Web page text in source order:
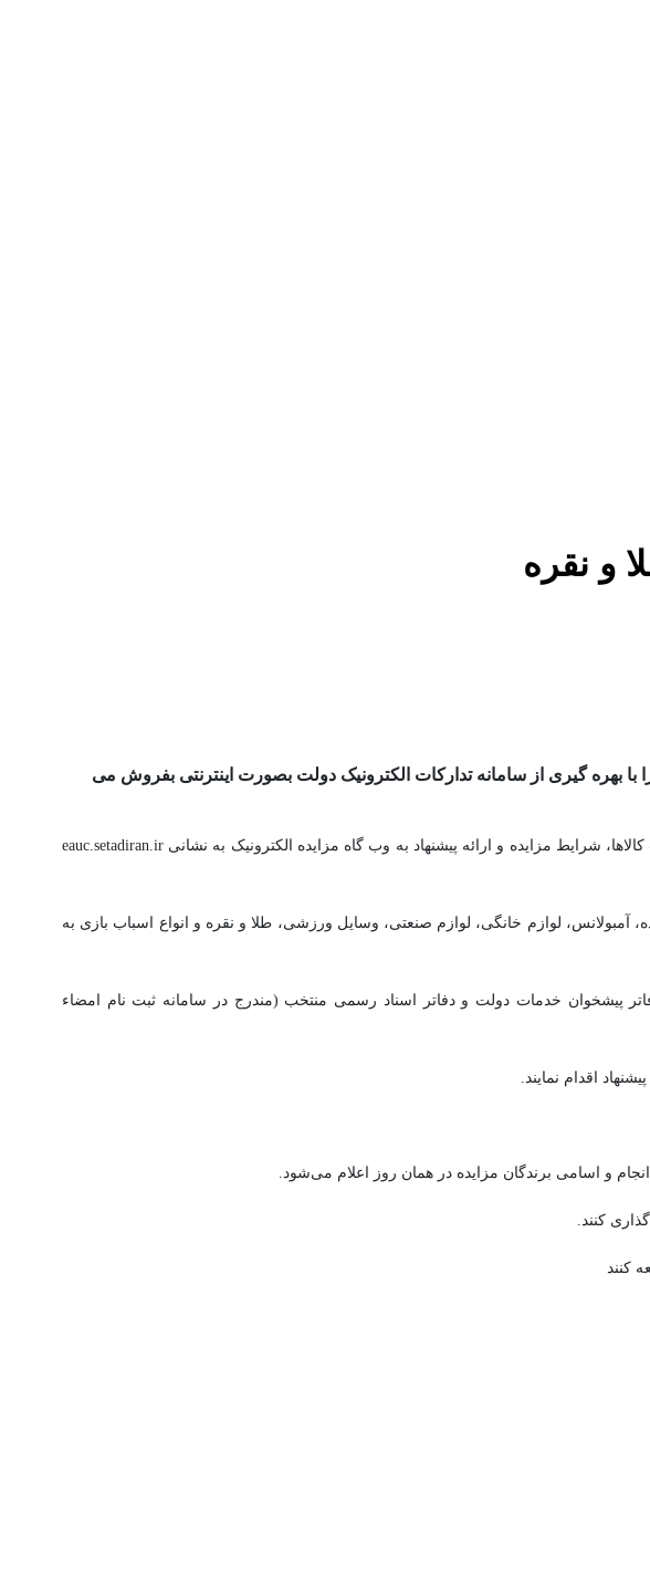
و نقره
بهره گیری از سامانه تدارکات الکترونیک دولت بصورت اینترنتی بفروش می
متقاضیان محترم می‌توانند از ساعت ۸ صبح پنجشنبه ۳ اسفندماه تا ساعت ۲۴ سه شنبه ۸ اسفندماه برای دریافت اطلاعات فهرست کالاها، شرایط مزایده و ارائه پیشنهاد به وب گاه مزایده الکترونیک به نشانی eauc.setadiran.ir
آمبولانس، لوازم خانگی، لوازم صنعتی، وسایل ورزشی، طلا و نقره و انواع اسباب بازی به
پیشخوان خدمات دولت و دفاتر اسناد رسمی منتخب (مندرج در سامانه ثبت نام امضاء